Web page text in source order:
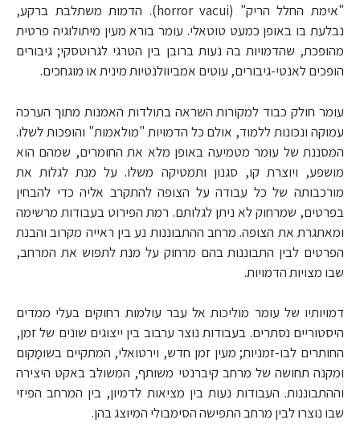
"אימת החלל הריק" (horror vacui). הדמות משתלבת ברקע,
נבלעת בו באופן כמעט טוטאלי. עומר בורא מעין מיתולוגיה פרטית
מהופכת, שהדמויות בה נעות ברובן בין הטרגי לגרוטסקי; גיבורים
הופכים לאנטי-גיבורים, עוטים אמביוולנטיות מינית או מוגחכים.
עומר חולק כבוד למקורות השראה בתולדות האמנות מתוך הערכה
עמוקה ונכונות ללמוד, אולם כל הדמויות "מולאמות" והופכות לשלו.
המסננת של עומר מטמיעה באופן מלא את החומרים, שמהם הוא
מושפע, ויוצרת קו, סגנון ותמטיקה משלו. על מנת לגלות את
מורכבותה של כל עבודה על הצופה להתקרב אליה כדי להבחין
בפרטים, שמרחוק לא ניתן לגלותם. רמת הפירוט בעבודות מרשימה
ומאתגרת את הצופה. מרחב ההתבוננות נע בין ראייה מקרוב והבנת
הפרטים לבין התבוננות בהם מרחוק על מנת לתפוש את המרחב,
שבו מצויות הדמויות.
דמויותיו של עומר מוליכות אל עבר עולמות רחוקים בעלי ממדים
היסטוריים נסתרים. בעבודות נוצר ערבוב בין ייצוגים שונים של זמן,
החותרים לבו-זמניות; מעין זמן חדש, וירטואלי, המתקיים בשוּמָקום
ומקנה תחושה של מרחב קיברנטי משותף, המשולב באקט היצירה
וההתבוננות. העבודות נעות בין מציאות לדמיון, בין המרחב הפיזי
שבו נוצרו לבין מרחב התפישה הסימבולי המיוצג בהן.